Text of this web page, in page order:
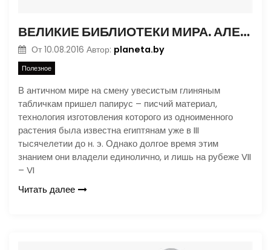
ВЕЛИКИЕ БИБЛИОТЕКИ МИРА. АЛЕКСАНДРИЯ
От 10.08.2016 Автор: planeta.by
Полезное
В античном мире на смену увесистым глиняным
табличкам пришел папирус – писчий материал,
технология изготовления которого из одноименного
растения была известна египтянам уже в III
тысячелетии до н. э. Однако долгое время этим
знанием они владели единолично, и лишь на рубеже VII
– VI
Читать далее